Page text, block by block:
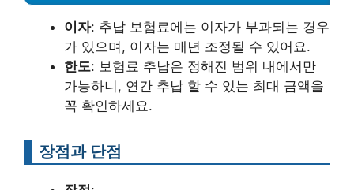
이자: 추납 보험료에는 이자가 부과되는 경우
가 있으며, 이자는 매년 조정될 수 있어요.
한도: 보험료 추납은 정해진 범위 내에서만
가능하니, 연간 추납 할 수 있는 최대 금액을
꼭 확인하세요.
장점과 단점